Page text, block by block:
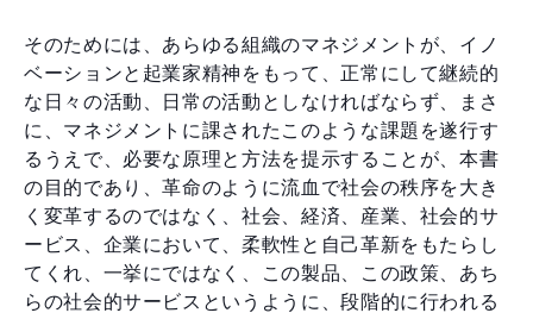
そのためには、あらゆる組織のマネジメントが、イノ
ベーションと起業家精神をもって、正常にして継続的
な日々の活動、日常の活動としなければならず、まさ
に、マネジメントに課されたこのような課題を遂行す
るうえで、必要な原理と方法を提示することが、本書
の目的であり、革命のように流血で社会の秩序を大き
く変革するのではなく、社会、経済、産業、社会的サ
ービス、企業において、柔軟性と自己革新をもたらし
てくれ、一挙にではなく、この製品、この政策、あち
らの社会的サービスというように、段階的に行われる